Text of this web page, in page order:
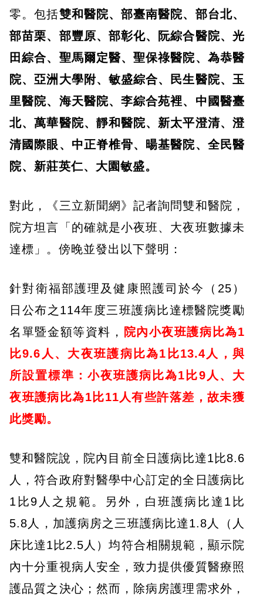
零。包括雙和醫院、部臺南醫院、部台北、
部苗栗、部豐原、部彰化、阮綜合醫院、光
田綜合、聖馬爾定醫、聖保祿醫院、為恭醫
院、亞洲大學附、敏盛綜合、民生醫院、玉
里醫院、海天醫院、李綜合苑裡、中國醫臺
北、萬華醫院、靜和醫院、新太平澄清、澄
清國際眼、中正脊椎骨、暘基醫院、全民醫
院、新莊英仁、大園敏盛。
對此，《三立新聞網》記者詢問雙和醫院，
院方坦言「的確就是小夜班、大夜班數據未
達標」。傍晚並發出以下聲明：
針對衛福部護理及健康照護司於今（25）
日公布之114年度三班護病比達標醫院獎勵
名單暨金額等資料， 院內小夜班護病比為1
比9.6人、大夜班護病比為1比13.4人，與
所設置標準：小夜班護病比為1比9人、大
夜班護病比為1比11人有些許落差，故未獲
此獎勵。
雙和醫院說，院內目前全日護病比達1比8.6
人，符合政府對醫學中心訂定的全日護病比
1比9人之規範。另外，白班護病比達1比
5.8人，加護病房之三班護病比達1.8人（人
床比達1比2.5人）均符合相關規範，顯示院
內十分重視病人安全，致力提供優質醫療照
護品質之決心；然而，除病房護理需求外，